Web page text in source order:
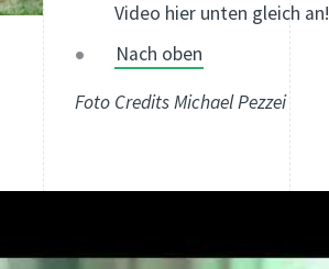
Video hier unten gleich an!
Nach oben
Foto Credits Michael Pezzei